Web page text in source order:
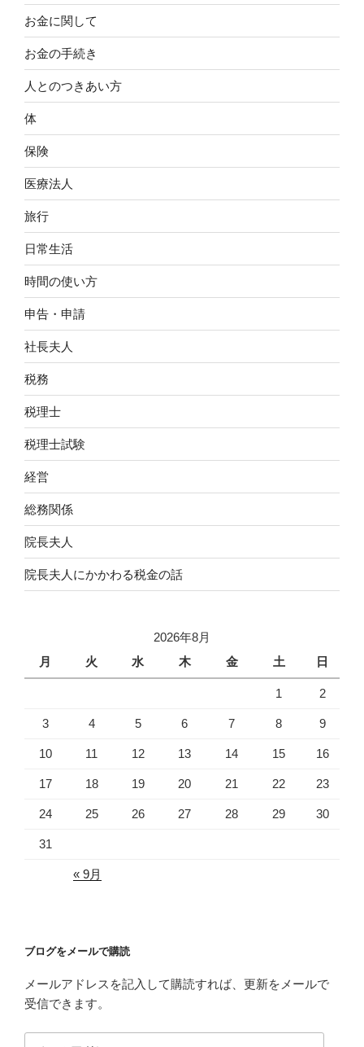
お金に関して
お金の手続き
人とのつきあい方
体
保険
医療法人
旅行
日常生活
時間の使い方
申告・申請
社長夫人
税務
税理士
税理士試験
経営
総務関係
院長夫人
院長夫人にかかわる税金の話
2026年8月
月
火 水 木 金 土 日
1 2
3 4 5 6 7 8 9
10 11 12 13 14 15 16
17 18 19 20 21 22 23
24 25 26 27 28 29 30
31
« 9月
ブログをメールで購読
メールアドレスを記入して購読すれば、更新をメールで
受信できます。